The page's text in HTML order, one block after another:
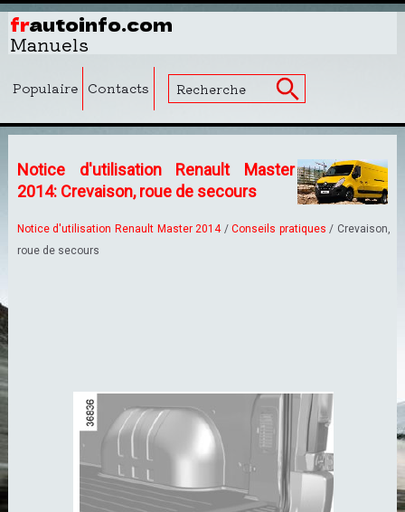
frautoinfo.com
Manuels
Populaire Contacts
Notice d'utilisation Renault Master
2014: Crevaison, roue de secours
Notice d'utilisation Renault Master 2014/Conseils pratiques / Crevaison,
roue de secours